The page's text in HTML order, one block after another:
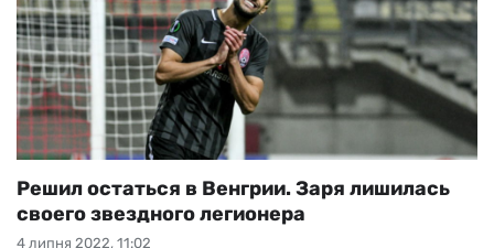
4 липня 2022, 11:02
Решил остаться в Венгрии. Заря лишилась
своего звездного легионера